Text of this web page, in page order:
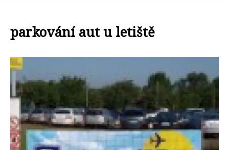
parkování aut u letiště